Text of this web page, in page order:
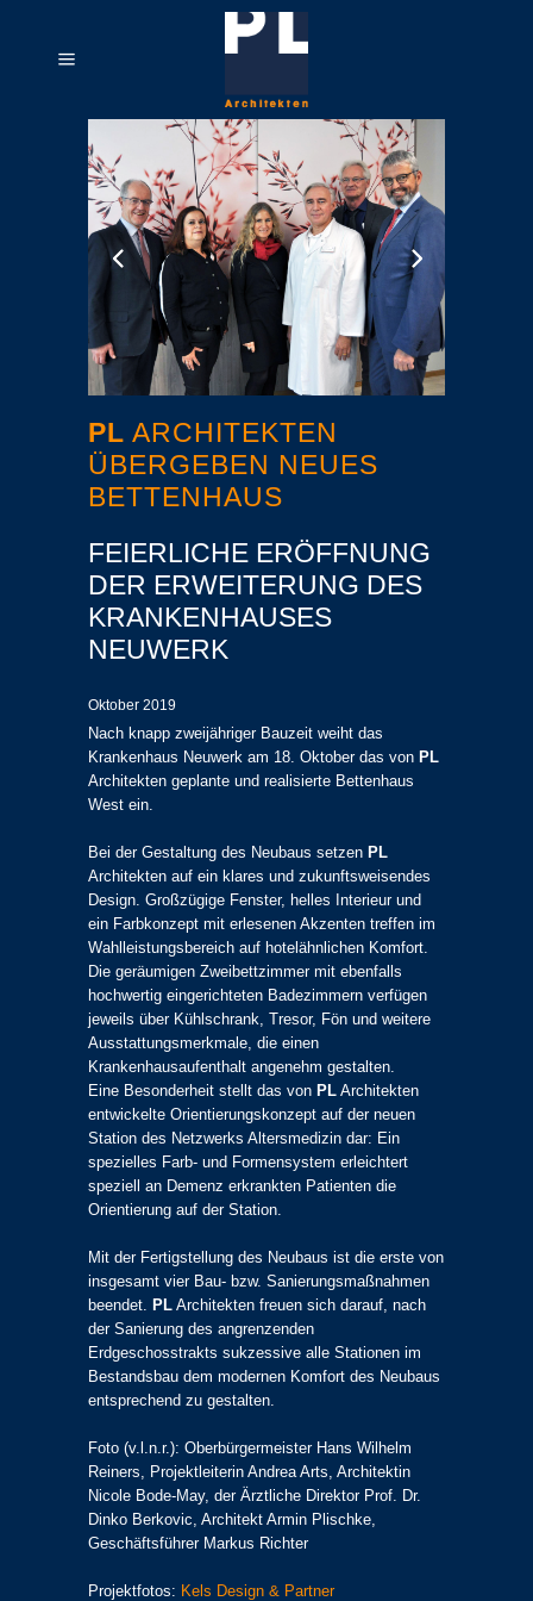
PL ARCHITEKTEN
ÜBERGEBEN NEUES
BETTENHAUS
FEIERLICHE ERÖFFNUNG
DER ERWEITERUNG DES
KRANKENHAUSES
NEUWERK
Oktober 2019
Nach knapp zweijähriger Bauzeit weiht das
Krankenhaus Neuwerk am 18. Oktober das von PL
Architekten geplante und realisierte Bettenhaus
West ein.
Bei der Gestaltung des Neubaus setzen PL
Architekten auf ein klares und zukunftsweisendes
Design. Großzügige Fenster, helles Interieur und
ein Farbkonzept mit erlesenen Akzenten treffen im
Wahlleistungsbereich auf hotelähnlichen Komfort.
Die geräumigen Zweibettzimmer mit ebenfalls
hochwertig eingerichteten Badezimmern verfügen
jeweils über Kühlschrank, Tresor, Fön und weitere
Ausstattungsmerkmale, die einen
Krankenhausaufenthalt angenehm gestalten.
Eine Besonderheit stellt das von PL Architekten
entwickelte Orientierungskonzept auf der neuen
Station des Netzwerks Altersmedizin dar: Ein
spezielles Farb- und Formensystem erleichtert
speziell an Demenz erkrankten Patienten die
Orientierung auf der Station.
Mit der Fertigstellung des Neubaus ist die erste von
insgesamt vier Bau- bzw. Sanierungsmaßnahmen
beendet. PL Architekten freuen sich darauf, nach
der Sanierung des angrenzenden
Erdgeschosstrakts sukzessive alle Stationen im
Bestandsbau dem modernen Komfort des Neubaus
entsprechend zu gestalten.
Foto (v.l.n.r.): Oberbürgermeister Hans Wilhelm
Reiners, Projektleiterin Andrea Arts, Architektin
Nicole Bode-May, der Ärztliche Direktor Prof. Dr.
Dinko Berkovic, Architekt Armin Plischke,
Geschäftsführer Markus Richter
Projektfotos: Kels Design & Partner